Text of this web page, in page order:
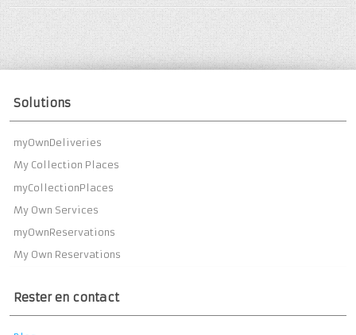
Solutions
myOwnDeliveries
My Collection Places
myCollectionPlaces
My Own Services
myOwnReservations
My Own Reservations
Rester en contact